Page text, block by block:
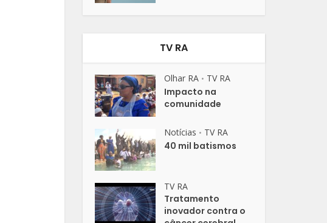
TV RA
Olhar RA • TV RA
Impacto na
comunidade
Notícias • TV RA
40 mil batismos
TV RA
Tratamento
inovador contra o